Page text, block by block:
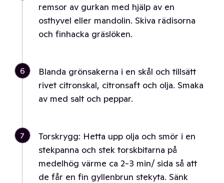
remsor av gurkan med hjälp av en
osthyvel eller mandolin. Skiva rädisorna
och finhacka gräslöken.
6
Blanda grönsakerna i en skål och tillsätt
rivet citronskal, citronsaft och olja. Smaka
av med salt och peppar.
7
Torskrygg: Hetta upp olja och smör i en
stekpanna och stek torskbitarna på
medelhög värme ca 2-3 min/ sida så att
de får en fin gyllenbrun stekyta. Sänk